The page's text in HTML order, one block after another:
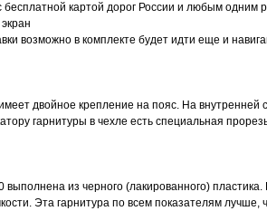
бесплатной картой дорог России и любым одним
возможно в комплекте будет идти еще и
двойное крепление на пояс. На внутренней
гарнитуры в чехле есть специальная
выполнена из черного (лакированного)
Эта гарнитура по всем показателям